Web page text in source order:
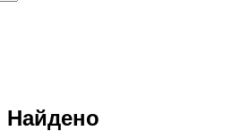
Найдено